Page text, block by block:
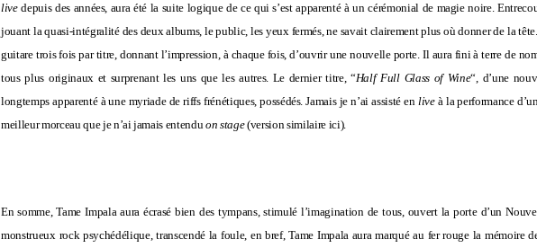
livedepuis des années, aura été la suite logique de ce qui s’est apparenté à un cérémonial de magie noire.
jouant la quasi-intégralité des deux albums, le public, les yeux fermés, ne savait clairement plus où donner de la
guitare trois fois par titre, donnant l’impression, à chaque fois, d’ouvrir une nouvelle porte. Il aura fini à terre de
tous plus originaux et surprenant les uns que les autres. Le dernier titre, “Half Full Glass of Wine“, d’une
longtemps apparenté à une myriade de riffs frénétiques, possédés. Jamais je n’ai assisté en liveà la performance
meilleurmorceau que je n’ai jamais entenduon stage(version similaire ici).
En somme, Tame Impala aura écrasé bien des tympans, stimulé l’imagination de tous, ouvert la porte d’un
monstrueux rock psychédélique, transcendé la foule, en bref, Tame Impala aura marqué au fer rouge la mémoire